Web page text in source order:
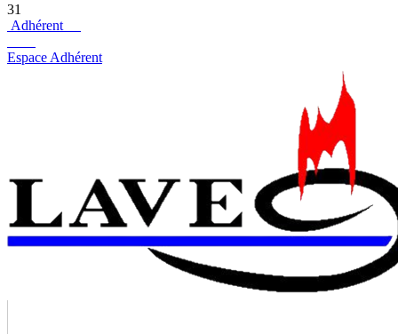
31
Adhérent
Espace Adhérent